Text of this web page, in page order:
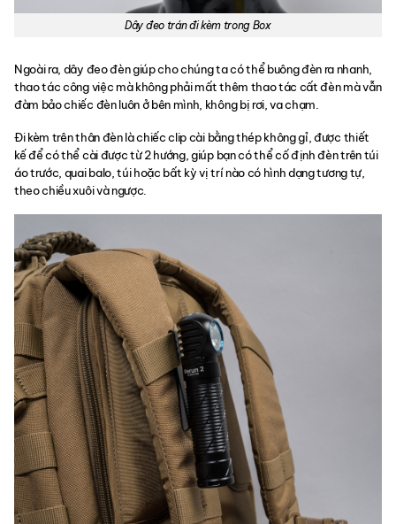
Dây đeo trán đi kèm trong Box
Ngoài ra, dây đeo đèn giúp cho chúng ta có thể buông đèn ra nhanh,
thao tác công việc mà không phải mất thêm thao tác cất đèn mà vẫn
đàm bảo chiếc đèn luôn ở bên mình, không bị rơi, va chạm.
Đi kèm trên thân đèn là chiếc clip cài bằng thép không gỉ, được thiết
kế để có thể cài được từ 2 hướng, giúp bạn có thể cố định đèn trên túi
áo trước, quai balo, túi hoặc bất kỳ vị trí nào có hình dạng tương tự,
theo chiều xuôi và ngược.